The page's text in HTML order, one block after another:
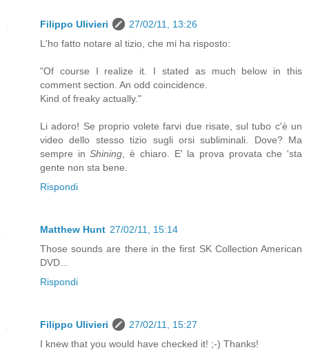
Filippo Ulivieri
27/02/11, 13:26
L'ho fatto notare al tizio, che mi ha risposto:
"Of course I realize it. I stated as much below in this
comment section. An odd coincidence.
Kind of freaky actually."
Li adoro! Se proprio volete farvi due risate, sul tubo c'è un
video dello stesso tizio sugli orsi subliminali. Dove? Ma
sempre inShining , è chiaro. E' la prova provata che 'sta
gente non sta bene.
Rispondi
Matthew Hunt 27/02/11, 15:14
Those sounds are there in the first SK Collection American
DVD...
Rispondi
Filippo Ulivieri
27/02/11, 15:27
I knew that you would have checked it! ;-) Thanks!